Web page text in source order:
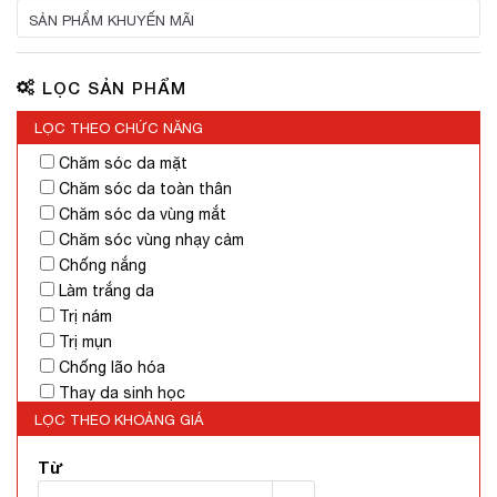
Viên uống sữa ong chúa
Bộ chăm sóc tóc
SẢN PHẨM KHUYẾN MÃI
LỌC SẢN PHẨM
LỌC THEO CHỨC NĂNG
Chăm sóc da mặt
Chăm sóc da toàn thân
Chăm sóc da vùng mắt
Chăm sóc vùng nhạy cảm
Chống nắng
Làm trắng da
Trị nám
Trị mụn
Chống lão hóa
Thay da sinh học
Dưỡng ẩm
Tẩy tế bào chết
LỌC THEO KHOẢNG GIÁ
Từ